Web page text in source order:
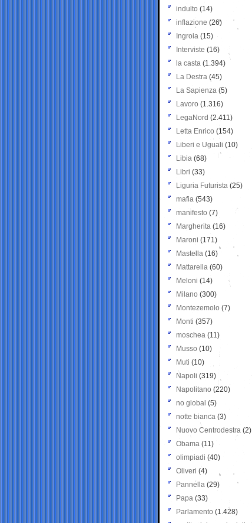
indulto (14)
inflazione (26)
Ingroia (15)
Interviste (16)
la casta (1.394)
La Destra (45)
La Sapienza (5)
Lavoro (1.316)
LegaNord (2.411)
Letta Enrico (154)
Liberi e Uguali (10)
Libia (68)
Libri (33)
Liguria Futurista (25)
mafia (543)
manifesto (7)
Margherita (16)
Maroni (171)
Mastella (16)
Mattarella (60)
Meloni (14)
Milano (300)
Montezemolo (7)
Monti (357)
moschea (11)
Musso (10)
Muti (10)
Napoli (319)
Napolitano (220)
no global (5)
notte bianca (3)
Nuovo Centrodestra (2)
Obama (11)
olimpiadi (40)
Oliveri (4)
Pannella (29)
Papa (33)
Parlamento (1.428)